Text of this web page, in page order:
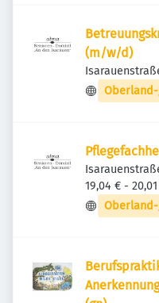
(m/w/d)
Deutschland
Oberland-
Deutschland
19,04 € -
Oberland-